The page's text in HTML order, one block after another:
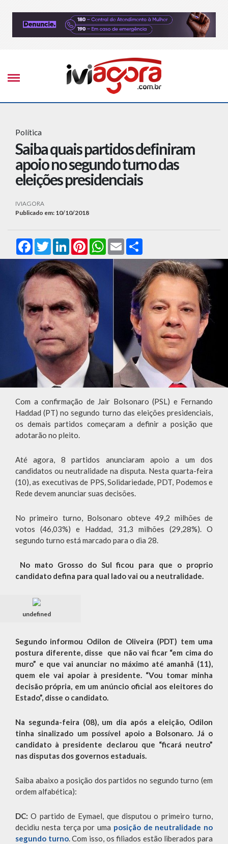
Política
Saiba quais partidos definiram
apoio no segundo turno das
eleições presidenciais
IVIAGORA
Publicado em: 10/10/2018
FacebookTwitterLinkedInPinterestWhatsApp
Email
Com a confirmação de Jair Bolsonaro (PSL) e Fernando
Haddad (PT) no segundo turno das eleições presidenciais,
os demais partidos começaram a definir a posição que
adotarão no pleito.
Até agora, 8 partidos anunciaram apoio a um dos
candidatos ou neutralidade na disputa. Nesta quarta-feira
(10), as executivas de PPS, Solidariedade, PDT, Podemos e
Rede devem anunciar suas decisões.
No primeiro turno, Bolsonaro obteve 49,2 milhões de
votos (46,03%) e Haddad, 31,3 milhões (29,28%). O
segundo turno está marcado para o dia 28.
No mato Grosso do Sul ficou para que o proprio
candidato defina para qual lado vai ou a neutralidade.
undefined
Segundo informou Odilon de Oliveira (PDT) tem uma
postura diferente, disse que não vai ficar “em cima do
muro” e que vai anunciar no máximo até amanhã (11),
quem ele vai apoiar à presidente. “Vou tomar minha
decisão própria, em um anúncio oficial aos eleitores do
Estado”, disse o candidato.
Na segunda-feira (08), um dia após a eleição, Odilon
tinha sinalizado um possível apoio a Bolsonaro. Já o
candidato à presidente declarou que “ficará neutro”
nas disputas dos governos estaduais.
Saiba abaixo a posição dos partidos no segundo turno (em
ordem alfabética):
DC:O partido de Eymael, que disputou o primeiro turno,
decidiu nesta terça por uma posição de neutralidade no
segundo turno. Com isso, os filiados estão liberados para